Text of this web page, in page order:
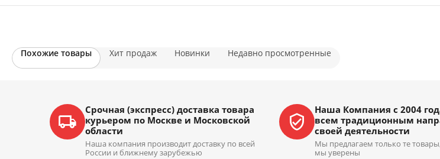
Похожие товары Хит продаж Новинки Недавно просмотренные
Срочная (экспресс) доставка товара
курьером по Москве и Московской
области
Наша компания производит доставку по всей
России и ближнему зарубежью
Наша Компания с 2004
всем традиционным
своей деятельности
Мы предлагаем только те
мы уверены